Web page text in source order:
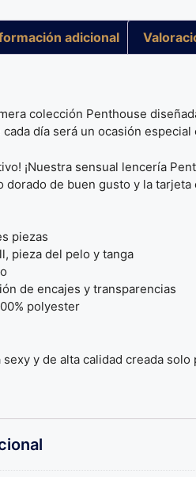
adicional
colección Penthouse
día será un ocasión
¡Nuestra sensual lencería
dorado de buen gusto y la
piezas
pieza del pelo y tanga
de encajes y transparencias
polyester
sexy y de alta calidad creada